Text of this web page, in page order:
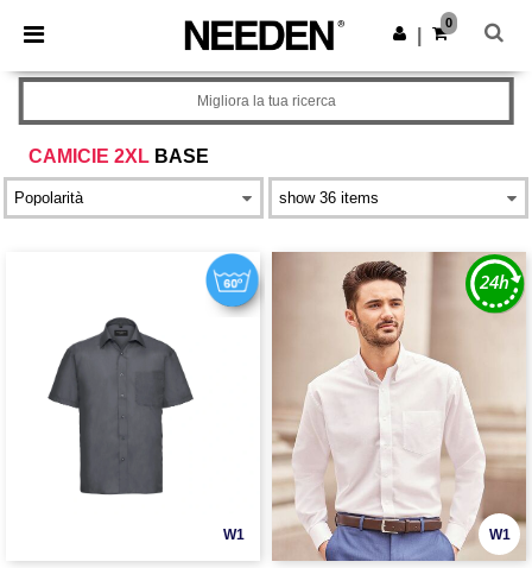
× App Needen
Prezzi migliori sull'app!
Scarica app
0
CAMICIE 2XL BASE
Migliora la tua ricerca
W1 W1